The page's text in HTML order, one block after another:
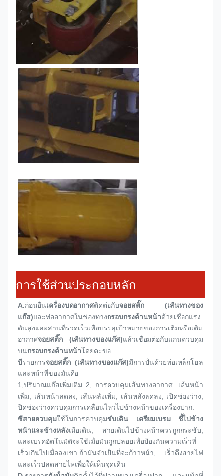
การใช้ส่วนประกอบหลัก
A.ก่อนอื่นเครื่องบดอากาศติดต่อกับจอยสติ๊ก (เส้นทางของ
แก๊ส)และท่ออากาศในช่องทางกรอบกรงด้านหน้าด้วยเชือกแรง
ดันสูงและสานที่รวดเร็วเพื่อบรรลุเป้าหมายของการเติมหรือเติม
อากาศจอยสติ๊ก (เส้นทางของแก๊ส)แล้วเชื่อมต่อกับแกนควบคุม
บนกรอบกรงด้านหน้าโดยตะขอ
บีรายการจอยสติ๊ก (เส้นทางของแก๊ส)มีการปั่นด้วยท่อเหล็กโฮล
และหน้าที่ของมันคือ
1, ปริมาณแก๊สเพิ่มเติม 2, การควบคุมเส้นทางอากาศ: เส้นหน้า
เพิ่ม, เส้นหน้าลดลง, เส้นหลังเพิ่ม, เส้นหลังลดลง, เปิดช่องว่าง,
ปิดช่องว่างควบคุมการเคลื่อนไหวไปข้างหน้าของเครื่องปาก.
ซีสายควบคุมใช้ในการควบคุมขับเดิน เตรียมเบรม ชี้ไปข้าง
หน้าและข้างหลังเมื่อเดิน, สายเดินไปข้างหน้าควรถูกกระชับ,
และเบรคอัตโนมัติจะใช้เมื่อมันถูกปล่อยเพื่อป้องกันความเร็วที่
เร็วเกินไปเมื่อลงเขา.ถ้ามันจําเป็นที่จะก้าวหน้า, เร็วดึงสายไฟ
และเร็วปลดสายไฟเพื่อให้เห็นจุดเดิน